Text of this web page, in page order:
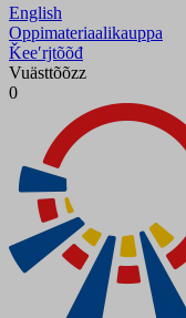
English
Oppimateriaalikauppa
Ǩeeʹrjtõõđ
Vuästtõõzz
0